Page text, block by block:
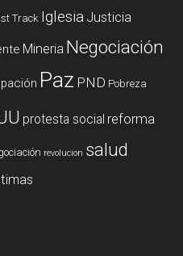
Track Iglesia Justicia
Mineria Negociación
Paz PND Pobreza
protesta social reforma
revolucion salud